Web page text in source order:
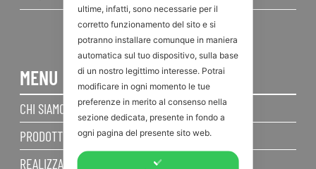
MENU
CHI SIAMO
PRODOTTI
REALIZZAZIONI
ultime, infatti, sono necessarie per il
corretto funzionamento del sito e si
potranno installare comunque in maniera
automatica sul tuo dispositivo, sulla base
di un nostro legittimo interesse. Potrai
modificare in ogni momento le tue
preferenze in merito al consenso nella
sezione dedicata, presente in fondo a
ogni pagina del presente sito web.